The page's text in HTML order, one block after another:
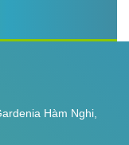
Hàm Nghi,